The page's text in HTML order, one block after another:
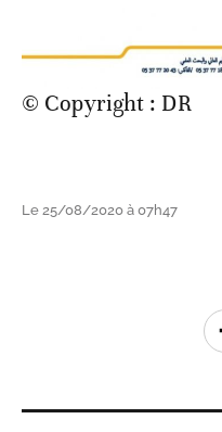
© Copyright : DR
Le 25/08/2020 à 07h47